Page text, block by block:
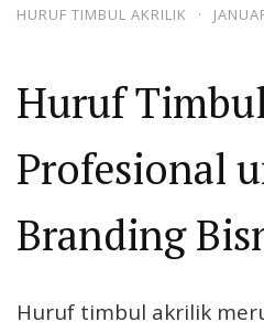
HURUF TIMBUL AKRILIK ·
Huruf
Profesional
Branding
Huruf timbul akrilik